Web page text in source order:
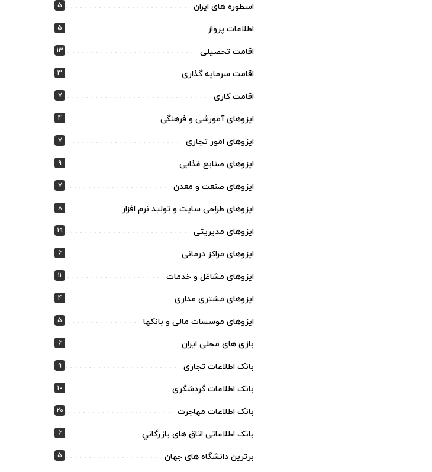
اسطوره های ایران 5
اطلاعات پرواز 5
اقامت تحصیلی 13
اقامت سرمایه گذاری 3
اقامت کاری 7
ایزوهای آموزشی و فرهنگی 4
ایزوهای امور تجاری 7
ایزوهای صنایع غذایی 9
ایزوهای صنعت و معدن 7
ایزوهای طراحی سایت و تولید نرم افزار 8
ایزوهای مدیریتی 19
ایزوهای مراکز درمانی 6
ایزوهای مشاغل و خدمات 11
ایزوهای مشتری مداری 4
ایزوهای موسسات مالی و بانکها 5
بازی های محلی ایران 6
بانک اطلاعات تجاری 9
بانک اطلاعات گردشگری 10
بانک اطلاعات مهاجرت 20
بانک اطلاعاتی اتاق های بازرگاني 6
برترین دانشگاه های جهان 5